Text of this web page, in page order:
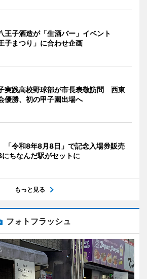
王子酒造が「生酒バー」イベント
子まつり」に合わせ企画
実践高校野球部が市長表敬訪問 西東
優勝、初の甲子園出場へ
「令和8年8月8日」で記念入場券販売
ちなんだ駅がセットに
もっと見る
フォトフラッシュ